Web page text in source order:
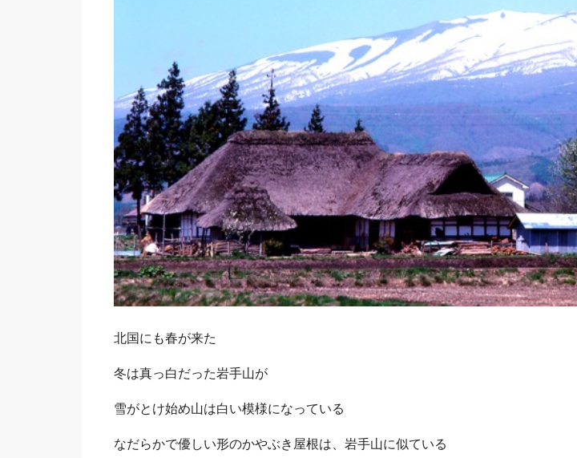
Sano
北国にも春が来た
冬は真っ白だった岩手山が
雪がとけ始め山は白い模様になっている
なだらかで優しい形のかやぶき屋根は、岩手山に似ている